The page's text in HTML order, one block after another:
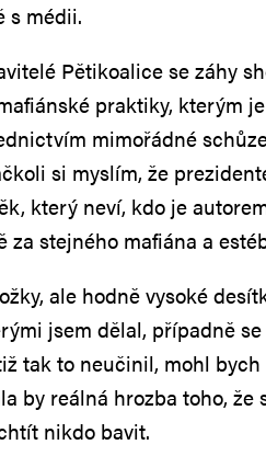
s médii.
Pětikoalice se záhy
praktiky, kterým
mimořádné
si myslím, že
který neví, kdo je
za stejného mafiána a
ale hodně vysoké
jsem dělal, případně
tak to neučinil, mohl
by reálná hrozba toho, že
nikdo bavit.